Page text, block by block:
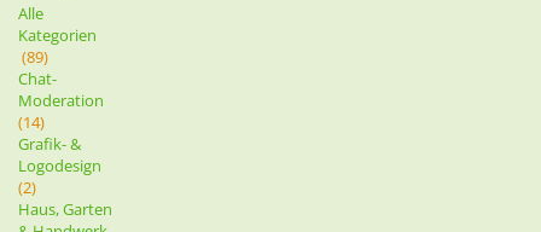
Alle
Kategorien
(89)
Chat-
Moderation
(14)
Grafik- &
Logodesign
(2)
Haus, Garten